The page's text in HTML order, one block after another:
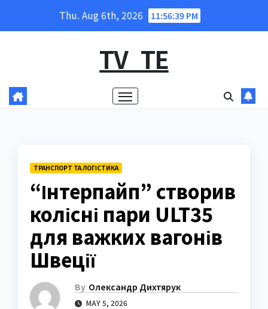
Thu. Aug 6th, 2026 11:56:40 PM
TV_TE
ТРАНСПОРТ ТА ЛОГІСТИКА
“Інтерпайп” створив
колісні пари ULT35
для важких вагонів
Швеції
By Олександр Дихтярук
MAY 5, 2026